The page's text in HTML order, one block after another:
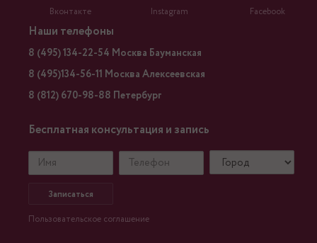
Вконтакте Instagram Facebook
Наши телефоны
8 (495) 134-22-54 Москва Бауманская
8 (495)134-56-11 Москва Алексеевская
8 (812) 670-98-88 Петербург
Бесплатная консультация и запись
Записаться
Пользовательское соглашение